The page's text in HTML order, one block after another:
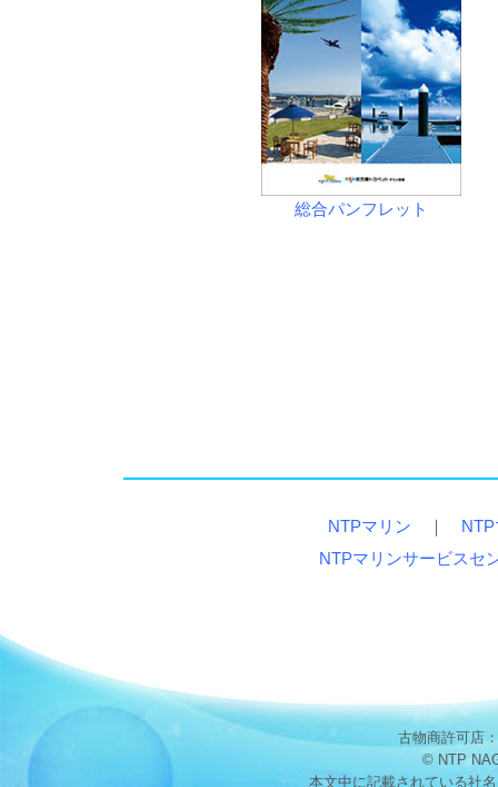
総合パンフレット
NTPマリン
NTPマリンサービスセ
古物商許可店
© NTP
本文中に記載されている社